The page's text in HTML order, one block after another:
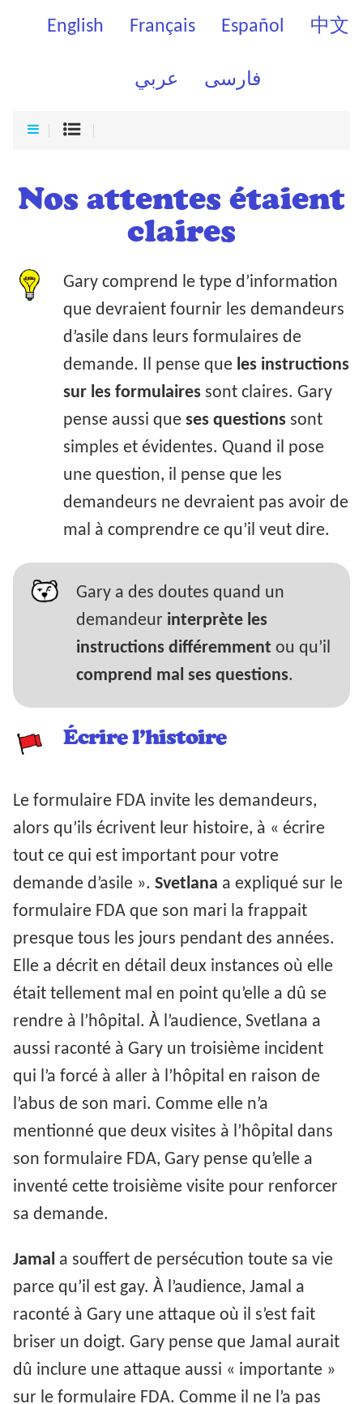
English Français Español 中文
عربي فارسی
Nos attentes étaient
claires
Gary comprend le type d’information
que devraient fournir les demandeurs
d’asile dans leurs formulaires de
demande. Il pense que les instructions
sur les formulaires sont claires. Gary
pense aussi queses questions sont
simples et évidentes. Quand il pose
une question, il pense que les
demandeurs ne devraient pas avoir de
mal à comprendre ce qu’il veut dire.
Gary a des doutes quand un
demandeur interprète les
instructions différemment ou qu’il
comprend mal ses questions.
Écrire l’histoire
Le formulaire FDA invite les demandeurs,
alors qu’ils écrivent leur histoire, à « écrire
tout ce qui est important pour votre
demande d’asile ». Svetlana a expliqué sur le
formulaire FDA que son mari la frappait
presque tous les jours pendant des années.
Elle a décrit en détail deux instances où elle
était tellement mal en point qu’elle a dû se
rendre à l’hôpital. À l’audience, Svetlana a
aussi raconté à Gary un troisième incident
qui l’a forcé à aller à l’hôpital en raison de
l’abus de son mari. Comme elle n’a
mentionné que deux visites à l’hôpital dans
son formulaire FDA, Gary pense qu’elle a
inventé cette troisième visite pour renforcer
sa demande.
Jamal a souffert de persécution toute sa vie
parce qu’il est gay. À l’audience, Jamal a
raconté à Gary une attaque où il s’est fait
briser un doigt. Gary pense que Jamal aurait
dû inclure une attaque aussi « importante »
sur le formulaire FDA. Comme il ne l’a pas